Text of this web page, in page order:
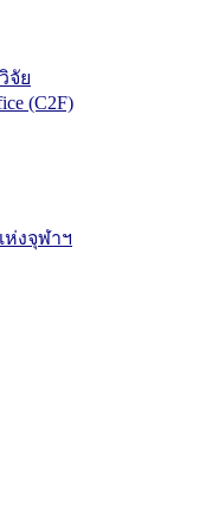
จัย
(C2F)
งจุฬาฯ